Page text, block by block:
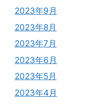
2023年9月
2023年8月
2023年7月
2023年6月
2023年5月
2023年4月